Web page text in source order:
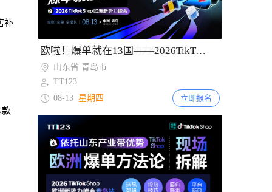
补
款
Item
2
of
2
欧啦！爆单就在13国——2026TikTok Shop欧洲新势力峰会【青岛站】
山东省 青岛市
TT123
08-13 星期四 立即报名